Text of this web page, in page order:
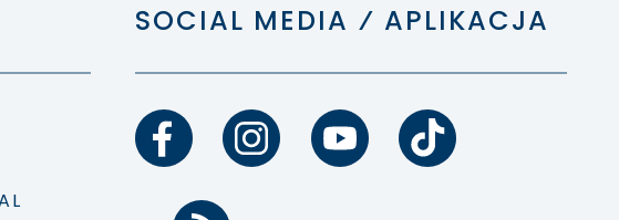
SOCIAL MEDIA ⁄ APLIKACJA